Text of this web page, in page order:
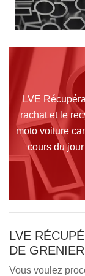
LVE
rachat et le
moto voiture
cours du
LVE
DE
Vous voulez